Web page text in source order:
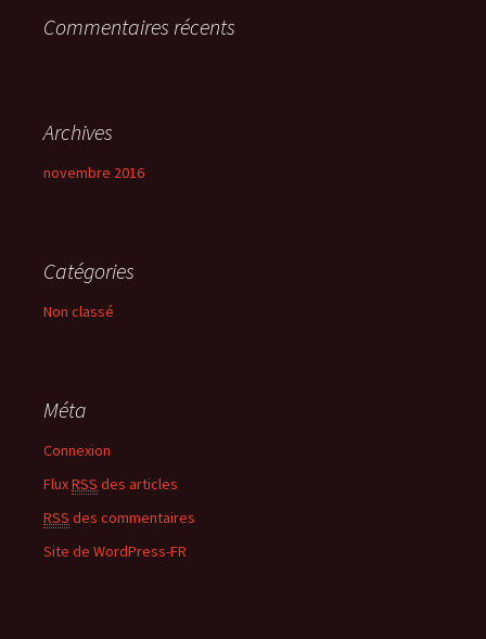
:Commentaires récents
Archives
novembre 2016
Catégories
Non classé
Méta
Connexion
FluxRSS des articles
RSS des commentaires
Site de WordPress-FR